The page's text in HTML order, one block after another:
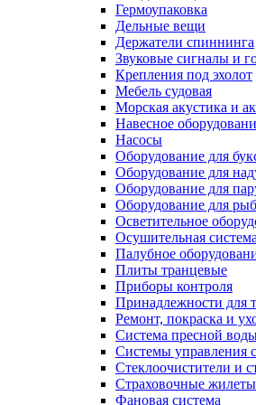
Гермоупаковка
Дельные вещи
Держатели спиннинга
Звуковые сигналы и
Крепления под эхолот
Мебель судовая
Морская акустика и
Навесное
Насосы
Оборудование для
Оборудование для
Оборудование для
Оборудование для
Осветительное
Осушительная система
Палубное
Плиты транцевые
Приборы контроля
Принадлежности для
Ремонт, покраска и
Система пресной
Системы управления
Стеклоочистители и
Страховочные
Фановая система